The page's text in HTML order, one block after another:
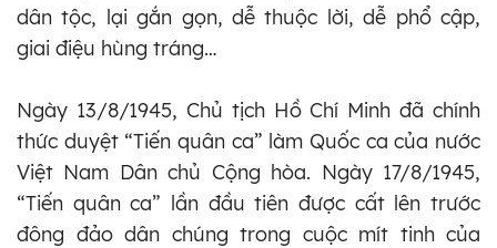
dân tộc, lại gắn gọn, dễ thuộc lời, dễ phổ cập,
giai điệu hùng tráng…
Ngày 13/8/1945, Chủ tịch Hồ Chí Minh đã chính
thức duyệt “Tiến quân ca” làm Quốc ca của nước
Việt Nam Dân chủ Cộng hòa. Ngày 17/8/1945,
“Tiến quân ca” lần đầu tiên được cất lên trước
đông đảo dân chúng trong cuộc mít tinh của